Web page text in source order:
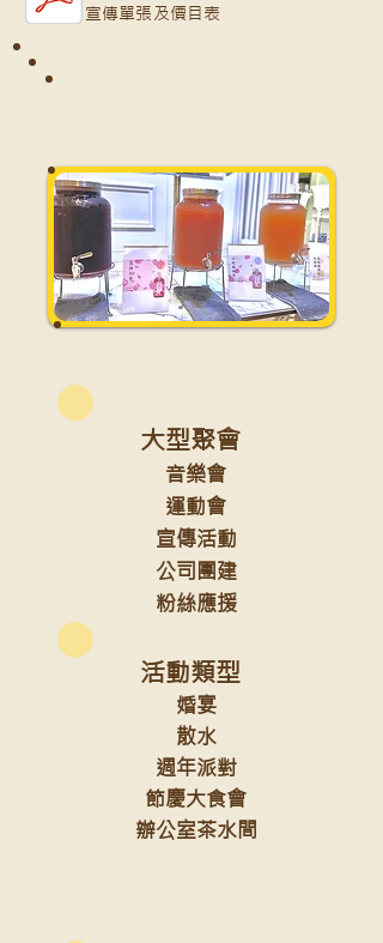
宣傳單張及價目表
活動類型
婚宴
散水
週年派對
節慶大食會
​ 辦公室茶水間
大型聚會
音樂會
運動會
宣傳活動
公司團建
​ 粉絲應援